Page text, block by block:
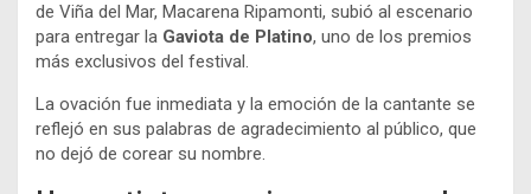
de Viña del Mar, Macarena Ripamonti, subió al escenario
para entregar la Gaviota de Platino, uno de los premios
más exclusivos del festival.
La ovación fue inmediata y la emoción de la cantante se
reflejó en sus palabras de agradecimiento al público, que
no dejó de corear su nombre.